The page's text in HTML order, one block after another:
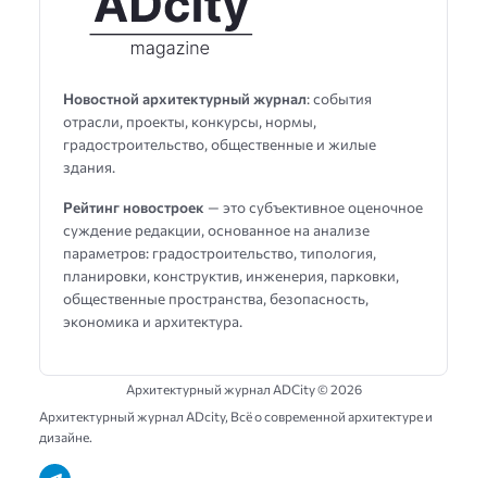
Новостной архитектурный журнал: события
отрасли, проекты, конкурсы, нормы,
градостроительство, общественные и жилые
здания.
Рейтинг новостроек — это субъективное оценочное
суждение редакции, основанное на анализе
параметров: градостроительство, типология,
планировки, конструктив, инженерия, парковки,
общественные пространства, безопасность,
экономика и архитектура.
Архитектурный журнал ADCity ©2026
Архитектурный журнал ADсity, Всё о современной архитектуре и
дизайне.